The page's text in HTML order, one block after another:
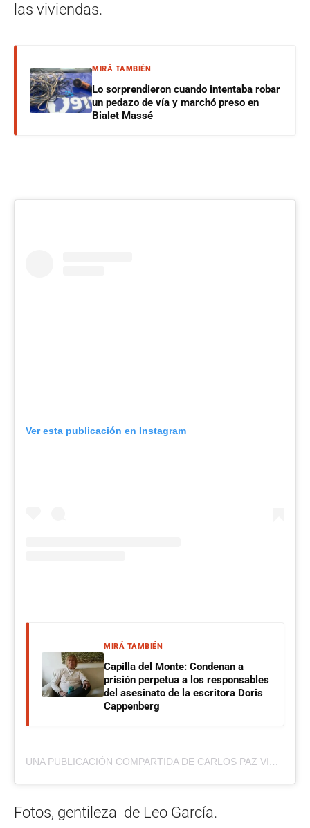
las viviendas.
MIRÁ TAMBIÉN
Lo sorprendieron cuando intentaba robar
un pedazo de vía y marchó preso en
Bialet Massé
Ver esta publicación en Instagram
MIRÁ TAMBIÉN
Capilla del Monte: Condenan a
prisión perpetua a los responsables
del asesinato de la escritora Doris
Cappenberg
UNA PUBLICACIÓN COMPARTIDA DE CARLOS PAZ VIVO (@CARLOSPAZVIVO)
Fotos, gentileza de Leo García.